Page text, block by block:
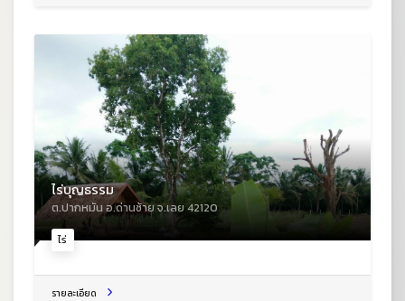
ไร่
ไร่บุญธรรม
ต.ปากหมัน อ.ด่านซ้าย จ.เลย 42120
รายละเอียด